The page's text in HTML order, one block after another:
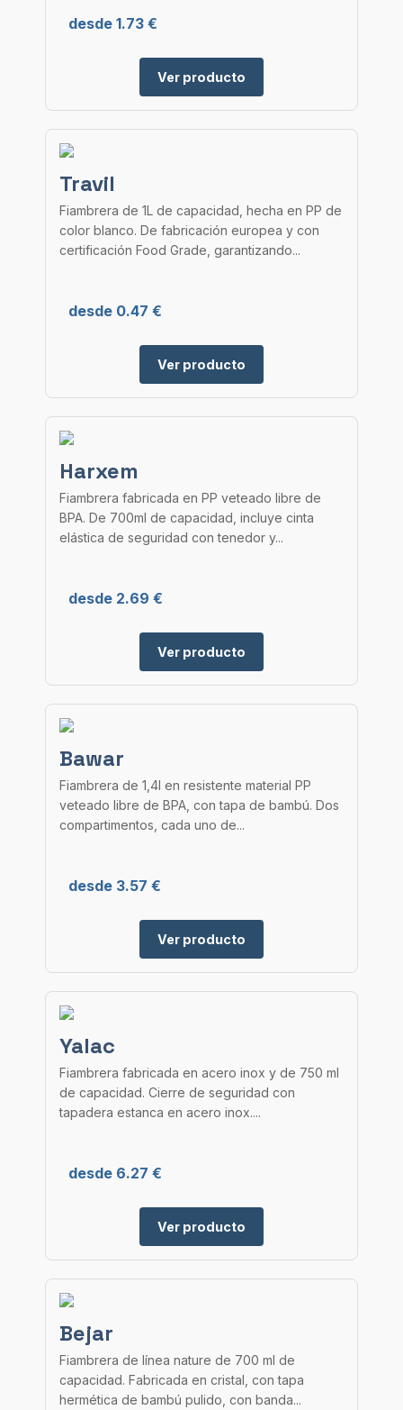
desde 1.73 €
Ver producto
Travil
Fiambrera de 1L de capacidad, hecha en PP de
color blanco. De fabricación europea y con
certificación Food Grade, garantizando...
desde 0.47 €
Ver producto
Harxem
Fiambrera fabricada en PP veteado libre de
BPA. De 700ml de capacidad, incluye cinta
elástica de seguridad con tenedor y...
desde 2.69 €
Ver producto
Bawar
Fiambrera de 1,4l en resistente material PP
veteado libre de BPA, con tapa de bambú. Dos
compartimentos, cada uno de...
desde 3.57 €
Ver producto
Yalac
Fiambrera fabricada en acero inox y de 750 ml
de capacidad. Cierre de seguridad con
tapadera estanca en acero inox....
desde 6.27 €
Ver producto
Bejar
Fiambrera de línea nature de 700 ml de
capacidad. Fabricada en cristal, con tapa
hermética de bambú pulido, con banda...